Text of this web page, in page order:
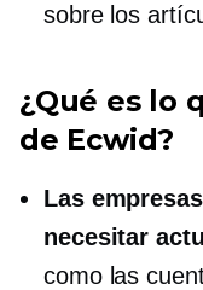
sobre los
¿Qué es lo
de Ecwid?
Las
necesitar
como las